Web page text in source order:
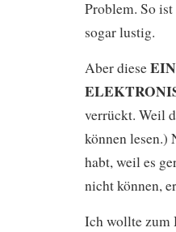
Problem. So
sogar lustig.
Aber diese
verrückt. Weil
können lesen.)
habt, weil es
nicht können,
Ich wollte zum